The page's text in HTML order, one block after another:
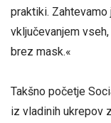
praktiki.
vključevanjem
brez mask.«
Takšno početje
iz vladinih ukrepov